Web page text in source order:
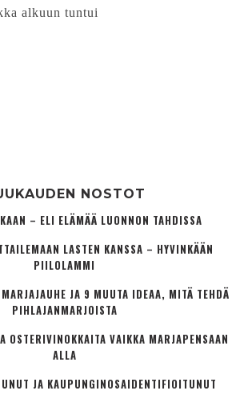
alkuun tuntui
NOSTOT
– ELI ELÄMÄÄ LUONNON TAHDISSA
LASTEN KANSSA – HYVINKÄÄN
PIILOLAMMI
JA 9 MUUTA IDEAA, MITÄ TEHDÄ
PIHLAJANMARJOISTA
OSTERIVINOKKAITA VAIKKA MARJAPENSAAN
ALLA
JA KAUPUNGINOSA­IDENTIFIOITUNUT